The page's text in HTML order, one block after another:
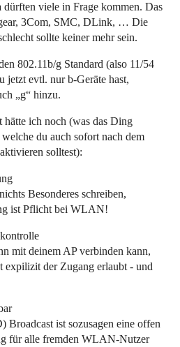
viele in Frage kommen. Das
3Com, SMC, DLink, … Die
sollte keiner mehr sein.
802.11b/g Standard (also 11/54
evtl. nur b-Geräte hast,
„g“ hinzu.
ich noch (was das Ding
du auch sofort nach dem
solltest):
Besonderes schreiben,
ist Pflicht bei WLAN!
mit deinem AP verbinden kann,
der Zugang erlaubt - und
Broadcast ist sozusagen eine offen
für alle fremden WLAN-Nutzer